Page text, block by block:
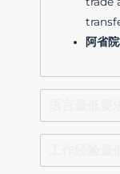
阿省